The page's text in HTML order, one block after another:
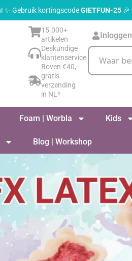
✨ Gebruik kortingscodeGIETFUN-25 🎉
15.000+
artikelen
Deskundige
klantenservice
Boven €40,-
gratis
verzending
in NL*
Inloggen
Foam | Worbla Kids
Blog | Workshop